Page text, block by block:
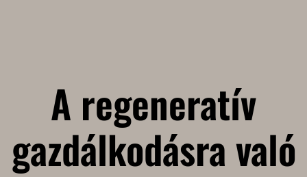
A regeneratív
gazdálkodásra való